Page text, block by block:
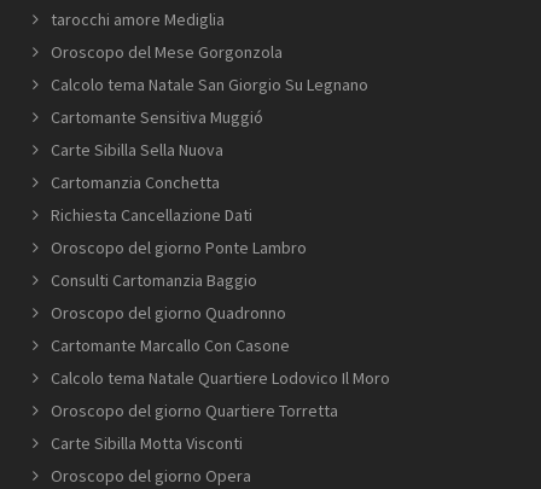
tarocchi amore Mediglia
Oroscopo del Mese Gorgonzola
Calcolo tema Natale San Giorgio Su Legnano
Cartomante Sensitiva Muggió
Carte Sibilla Sella Nuova
Cartomanzia Conchetta
Richiesta Cancellazione Dati
Oroscopo del giorno Ponte Lambro
Consulti Cartomanzia Baggio
Oroscopo del giorno Quadronno
Cartomante Marcallo Con Casone
Calcolo tema Natale Quartiere Lodovico Il Moro
Oroscopo del giorno Quartiere Torretta
Carte Sibilla Motta Visconti
Oroscopo del giorno Opera